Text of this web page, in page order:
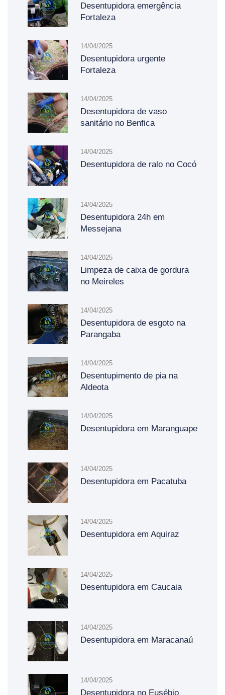
Desentupidora emergência
Fortaleza
14/04/2025
Desentupidora urgente
Fortaleza
14/04/2025
Desentupidora de vaso
sanitário no Benfica
14/04/2025
Desentupidora de ralo no Cocó
14/04/2025
Desentupidora 24h em
Messejana
14/04/2025
Limpeza de caixa de gordura
no Meireles
14/04/2025
Desentupidora de esgoto na
Parangaba
14/04/2025
Desentupimento de pia na
Aldeota
14/04/2025
Desentupidora em Maranguape
14/04/2025
Desentupidora em Pacatuba
14/04/2025
Desentupidora em Aquiraz
14/04/2025
Desentupidora em Caucaia
14/04/2025
Desentupidora em Maracanaú
14/04/2025
Desentupidora no Eusébio